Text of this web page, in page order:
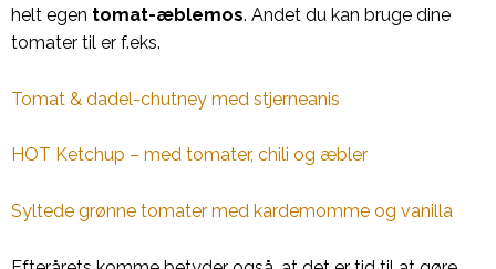
helt egen tomat-æblemos. Andet du kan bruge dine
tomater til er f.eks.
Tomat & dadel-chutney med stjerneanis
HOT Ketchup – med tomater, chili og æbler
Syltede grønne tomater med kardemomme og vanilla